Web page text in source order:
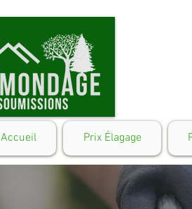
Accueil Prix Élagage